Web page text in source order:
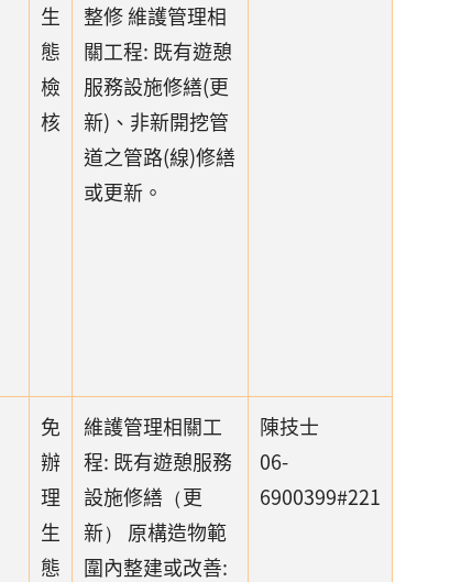
生
態
檢
核
整修 維護管理相
關工程: 既有遊憩
服務設施修繕(更
新)、非新開挖管
道之管路(線)修繕
或更新。
免
辦
理
生
態
維護管理相關工
程: 既有遊憩服務
設施修繕（更
新） 原構造物範
圍內整建或改善:
陳技士
06-
6900399#221